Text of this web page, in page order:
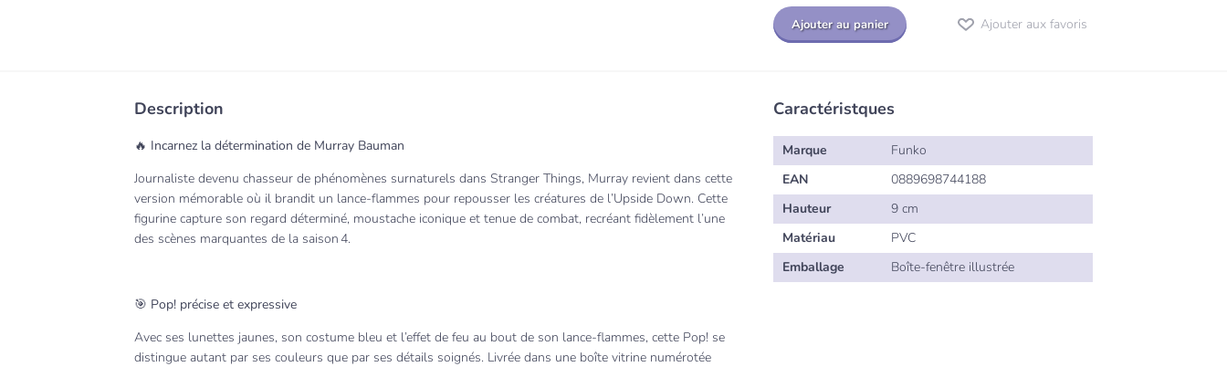
Ajouter au panier Ajouter aux favoris
Description
🔥 Incarnez la détermination de Murray Bauman
Journaliste devenu chasseur de phénomènes surnaturels dans Stranger Things, Murray revient dans cette
version mémorable où il brandit un lance-flammes pour repousser les créatures de l’Upside Down. Cette
figurine capture son regard déterminé, moustache iconique et tenue de combat, recréant fidèlement l’une
des scènes marquantes de la saison 4.
🎯 Pop! précise et expressive
Avec ses lunettes jaunes, son costume bleu et l’effet de feu au bout de son lance-flammes, cette Pop! se
distingue autant par ses couleurs que par ses détails soignés. Livrée dans une boîte vitrine numérotée
Caractéristques
Marque
Funko
EAN
0889698744188
Hauteur
9 cm
Matériau
PVC
Emballage
Boîte-fenêtre illustrée